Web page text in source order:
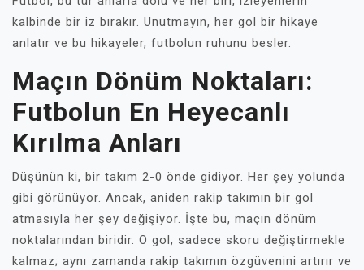
kalbinde bir iz bırakır. Unutmayın, her gol bir hikaye
anlatır ve bu hikayeler, futbolun ruhunu besler.
Maçın Dönüm Noktaları:
Futbolun En Heyecanlı
Kırılma Anları
Düşünün ki, bir takım 2-0 önde gidiyor. Her şey yolunda
gibi görünüyor. Ancak, aniden rakip takımın bir gol
atmasıyla her şey değişiyor. İşte bu, maçın dönüm
noktalarından biridir. O gol, sadece skoru değiştirmekle
kalmaz; aynı zamanda rakip takımın özgüvenini artırır ve